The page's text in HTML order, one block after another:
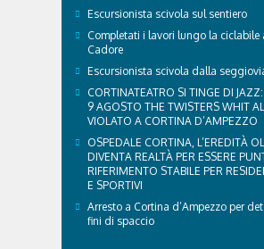
Escursionista scivola sul sentiero
Completati i lavori lungo la ciclabile
Cadore
Escursionista scivola dalla
CORTINATEATRO SI TINGE DI
9 AGOSTO THE TWISTERS WHIT
VIOLATO A CORTINA D’AMPEZZO
OSPEDALE CORTINA, L’EREDITÀ
DIVENTA REALTÀ PER ESSERE
RIFERIMENTO STABILE PER
E SPORTIVI
Arresto a Cortina d’Ampezzo per
fini di spaccio